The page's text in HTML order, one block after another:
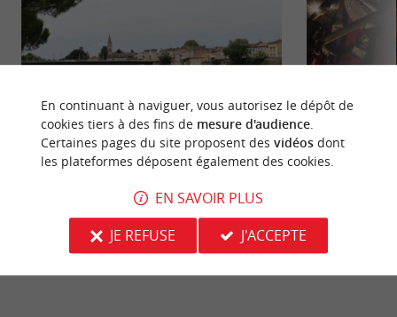
Sainte-Foy-la-Grande
239 m - Sainte-Foy-la-Grande
La Bataille
historique
En continuant à naviguer, vous autorisez le dépôt de
cookies tiers à des fins de mesure d'audience.
Certaines pages du site proposent des vidéosdont
les plateformes déposent également des cookies.
EN SAVOIR PLUS
JE REFUSE
J'ACCEPTE